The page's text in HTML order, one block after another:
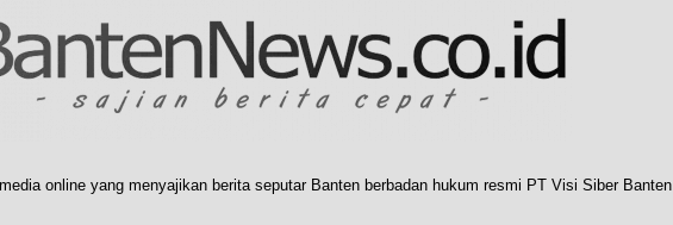
online yang menyajikan berita seputar Banten berbadan hukum resmi PT Visi Siber Banten